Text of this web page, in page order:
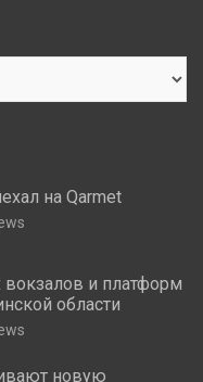
на Qarmet
и платформ
области
новую